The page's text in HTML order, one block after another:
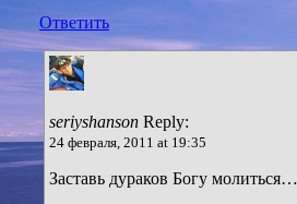
Ответить
seriyshanson Reply:
24 февраля, 2011 at 19:35
Заставь дураков Богу молиться…